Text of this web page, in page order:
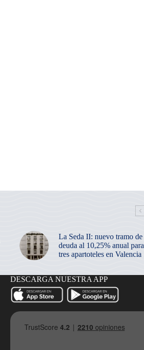
La Seda II: nuevo tramo de
deuda al 10,25% anual para
tres apartoteles en Valencia
DESCARGA NUESTRA APP